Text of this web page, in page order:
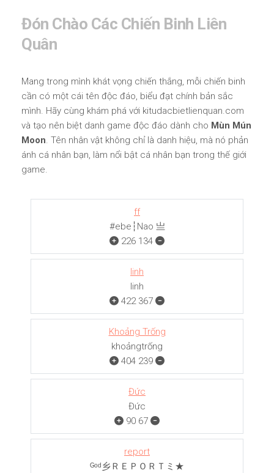
Đón Chào Các Chiến Binh Liên
Quân
Mang trong mình khát vọng chiến thắng, mỗi chiến binh
cần có một cái tên độc đáo, biểu đạt chính bản sắc
mình. Hãy cùng khám phá với kitudacbietlienquan.com
và tạo nên biệt danh game độc đáo dành cho Mùn Mún
Moon. Tên nhân vật không chỉ là danh hiệu, mà nó phản
ánh cá nhân bạn, làm nổi bật cá nhân bạn trong thế giới
game.
ff
#ebe┆Nao 亗
226 134
linh
linh
422 367
Khoảng Trống
khoảngㅤㅤㅤtrống
404 239
Đức
Đức
90 67
report
ᴳᵒᵈ乡ＲＥＰＯＲＴミ★